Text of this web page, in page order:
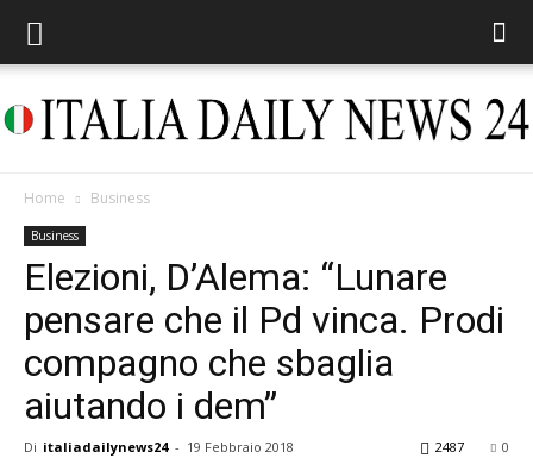
Daily
News
Home Business
Business
Elezioni, D’Alema: “Lunare
pensare che il Pd vinca. Prodi
compagno che sbaglia
aiutando i dem”
Di italiadailynews24 - 19 Febbraio 2018 0
2487